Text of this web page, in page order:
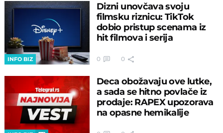
INFO BIZ
Dizni unovčava svoju
filmsku riznicu: TikTok
dobio pristup scenama iz
hit filmova i serija
0 0
Deca obožavaju ove lutke,
a sada se hitno povlače iz
prodaje: RAPEX upozorava
na opasne hemikalije